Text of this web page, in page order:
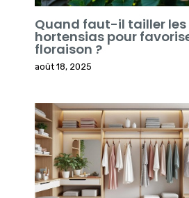
Quand faut-il tailler les
hortensias pour
floraison ?
août 18, 2025